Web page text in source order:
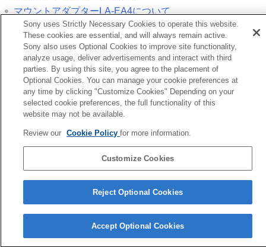
マウントアダプターLA-EA4について
ントアダプターについて
次へ
マウントアダプターLA-EA4につ
TP1001326616
お使いのカメラの本体ソフトウェアがVer.2.00未満の場合は下記URLの
ヘルプガイドをご覧ください。
https://helpguide.sony.net/ilc/2040/v1/ja/index.html
Copyright 2024 Sony Corporation
Sony uses Strictly Necessary Cookies to operate this website.
These cookies are essential, and will always remain active.
Sony also uses Optional Cookies to improve site functionality,
analyze usage, deliver advertisements and interact with third
parties. By using this site, you agree to the placement of
Optional Cookies. You can manage your cookie preferences at
any time by clicking "Customize Cookies" Depending on your
selected cookie preferences, the full functionality of this
website may not be available.
Review our Cookie Policyfor more information.
Customize Cookies
Reject Optional Cookies
Accept Optional Cookies